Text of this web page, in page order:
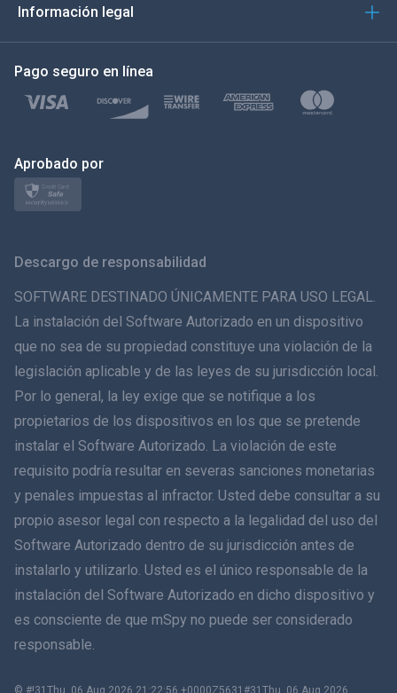
Türkçe
Polski
日本
ภาษาไทย
Dansk
हिंदी
עברית
Română
Ελληνικά
Tiếng Việt
Información legal
Pago seguro en línea
Aprobado por
Descargo de responsabilidad
SOFTWARE DESTINADO ÚNICAMENTE PARA USO LEGAL.
La instalación del Software Autorizado en un dispositivo
que no sea de su propiedad constituye una violación de la
legislación aplicable y de las leyes de su jurisdicción local.
Por lo general, la ley exige que se notifique a los
propietarios de los dispositivos en los que se pretende
instalar el Software Autorizado. La violación de este
requisito podría resultar en severas sanciones monetarias
y penales impuestas al infractor. Usted debe consultar a su
propio asesor legal con respecto a la legalidad del uso del
Software Autorizado dentro de su jurisdicción antes de
instalarlo y utilizarlo. Usted es el único responsable de la
instalación del Software Autorizado en dicho dispositivo y
es consciente de que mSpy no puede ser considerado
responsable.
© #!31Thu, 06 Aug 2026 21:22:56 +0000Z5631#31Thu, 06 Aug 2026